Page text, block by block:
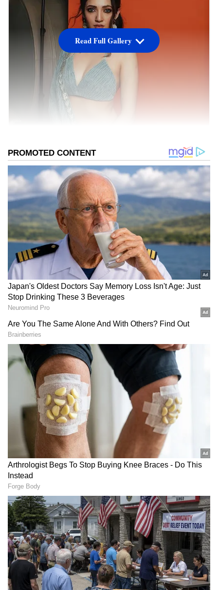
దీపావళి పండుగా సందర్భంగా యంగ్ హీరోయిన్ నేహా శెట్టి
అందాల విందు చేసింది. అప్పటికే గ్లామర్ తో ఉడికించే ఈ
బ్యూటీ ఫెస్టివల్ కావడంతో మరింత డోస్ పెంచి కుర్రాళ్లను
ఉక్కిరిబిక్కిరి చేస్తోంది. తాజాగా అదిరిపోయేలా ఫొటోషూట్
చేసింది.
గూగుల్‌లో ఆసక్తికరమైన సమాచారం కోసం ఏసియానెట్ తెలుగు
ను మీ ఫ్రిఫర్డ్ సోర్స్ గా ఎంచుకోండి
2
6
ట్రెడిషనల్ లుక్ లో దర్శనమిచ్చినా అభిమానులకు మాత్రం
విజువల్ ట్రీట్ అందించింది యంగ్ హీరోయిన్ నేహా శెట్టి.
Read Full Gallery